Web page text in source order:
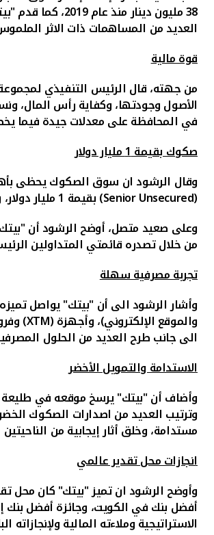
38 مليون دينار منذ عام 2019، كما قدم "بيتك" مبلغ مليون دينار إلى البنك الكويتي للطعام والإغاثة
العديد من المساهمات ذات الاثر
قوة مالية
من جهته، قال الرئيس التنفيذي
الأصول وجودتها، وكفاية رأس المال،
في المحافظة على معدلات جيدة فيما يخص
صكوك بقيمة 1 مليار دولار
وقال الرشود ان سوق الصكوك يحظى
(
Senior Unsecured) بقيمة 1 مليار دولار
، ولأجل 5
وعلى صعيد متصل، أوضح الرشود أن
من خلال تصدره قائمتي المتداولين
تجربة مصرفية سهلة
وأشار الرشود الى أن "بيتك" يواصل
والموقع الإلكتروني)، وأجهزة (XTM
)
الى جانب طرح العديد من الحلول
الاستدامة والتمويل الأخضر
وأضاف أن "بيتك" يرسخ موقعه في طليعة
وترتيب العديد من اصدارات الصكوك
مستدامة، وخلق أثار إيجابية من الناحيتين
انجازات محل تقدير عالمي
وأوضح الرشود ان تميز "بيتك" كان محل
أفضل بنك في الكويت، وجائزة أفضل بنك
الاستراتيجية وملاءته المالية